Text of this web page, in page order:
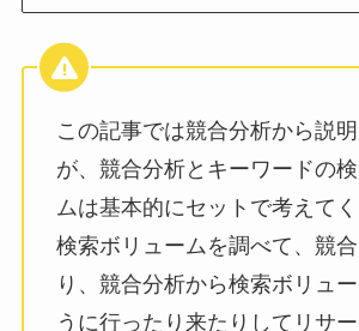
この記事では競合分析から説
が、競合分析とキーワードの
ムは基本的にセットで考えてく
検索ボリュームを調べて、競
り、競合分析から検索ボリュ
うに行ったり来たりしてリサ